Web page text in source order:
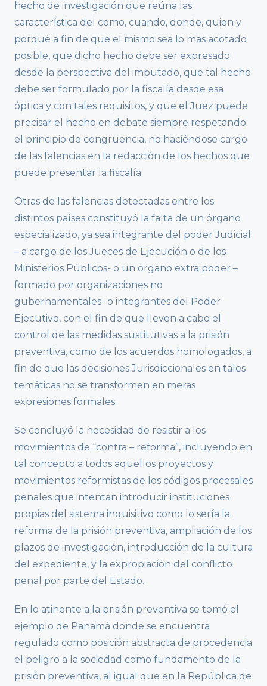
hecho de investigación que reúna las
característica del como, cuando, donde, quien y
porqué a fin de que el mismo sea lo mas acotado
posible, que dicho hecho debe ser expresado
desde la perspectiva del imputado, que tal hecho
debe ser formulado por la fiscalía desde esa
óptica y con tales requisitos, y que el Juez puede
precisar el hecho en debate siempre respetando
el principio de congruencia, no haciéndose cargo
de las falencias en la redacción de los hechos que
puede presentar la fiscalía.
Otras de las falencias detectadas entre los
distintos países constituyó la falta de un órgano
especializado, ya sea integrante del poder Judicial
– a cargo de los Jueces de Ejecución o de los
Ministerios Públicos- o un órgano extra poder –
formado por organizaciones no
gubernamentales- o integrantes del Poder
Ejecutivo, con el fin de que lleven a cabo el
control de las medidas sustitutivas a la prisión
preventiva, como de los acuerdos homologados, a
fin de que las decisiones Jurisdiccionales en tales
temáticas no se transformen en meras
expresiones formales.
Se concluyó la necesidad de resistir a los
movimientos de “contra – reforma”, incluyendo en
tal concepto a todos aquellos proyectos y
movimientos reformistas de los códigos procesales
penales que intentan introducir instituciones
propias del sistema inquisitivo como lo sería la
reforma de la prisión preventiva, ampliación de los
plazos de investigación, introducción de la cultura
del expediente, y la expropiación del conflicto
penal por parte del Estado.
En lo atinente a la prisión preventiva se tomó el
ejemplo de Panamá donde se encuentra
regulado como posición abstracta de procedencia
el peligro a la sociedad como fundamento de la
prisión preventiva, al igual que en la República de